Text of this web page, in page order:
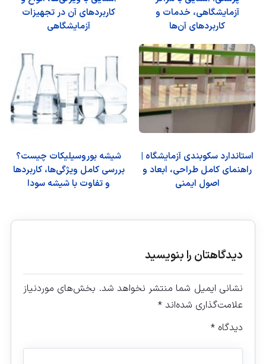
آزمایشگاهی، خدمات و
کاربردهای آن‌ها
کاربردهای آن در تجهیزات
آزمایشگاهی
استاندارد سکوبندی آزمایشگاه |
راهنمای کامل طراحی، ابعاد و
اصول ایمنی
شیشه بوروسیلیکات چیست؟
بررسی کامل ویژگی‌ها، کاربردها
و تفاوت با شیشه سودا
دیدگاهتان را بنویسید
نشانی ایمیل شما منتشر نخواهد شد. بخش‌های موردنیاز
علامت‌گذاری شده‌اند *
دیدگاه *